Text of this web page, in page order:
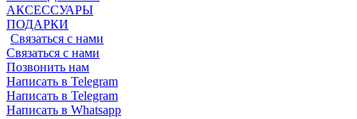
АКСЕССУАРЫ
ПОДАРКИ
Связаться с нами
Связаться с нами
Позвонить нам
Написать в Telegram
Написать в Telegram
Написать в Whatsapp